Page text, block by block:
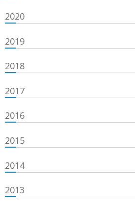
2020
2019
2018
2017
2016
2015
2014
2013